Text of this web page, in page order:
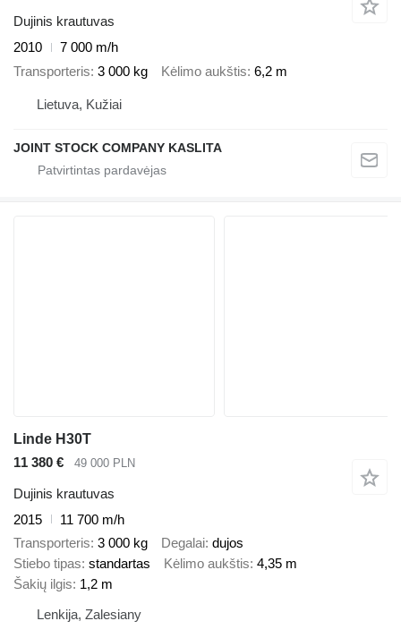
Dujinis krautuvas
2010
7 000 m/h
Transporteris 3 000 kg Kėlimo aukštis 6,2 m
Lietuva, Kužiai
JOINT STOCK COMPANY KASLITA
Linde H30T
11 380 €
49 000 PLN
Dujinis krautuvas
2015
11 700 m/h
Transporteris 3 000 kg Degalai dujos
Stiebo tipas standartas Kėlimo aukštis 4,35 m
Šakių ilgis 1,2 m
Lenkija, Zalesiany